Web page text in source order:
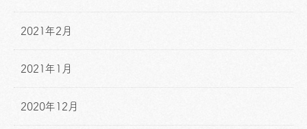
2021年2月
2021年1月
2020年12月